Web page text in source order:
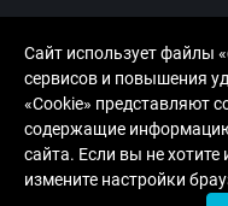
© Copyright 2013-
Сайт использует файлы
сервисов и повышения
«Cookie» представляют
содержащие
сайта. Если вы не
измените настройки